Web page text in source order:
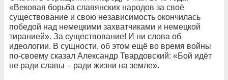
«Вековая борьба славянских народов за своё
существование и свою независимость окончилась
победой над немецкими захватчиками и немецкой
тиранией». За существование! И ни слова об
идеологии. В сущности, об этом ещё во время войны
по-своему сказал Александр Твардовский: «Бой идёт
не ради славы – ради жизни на земле».